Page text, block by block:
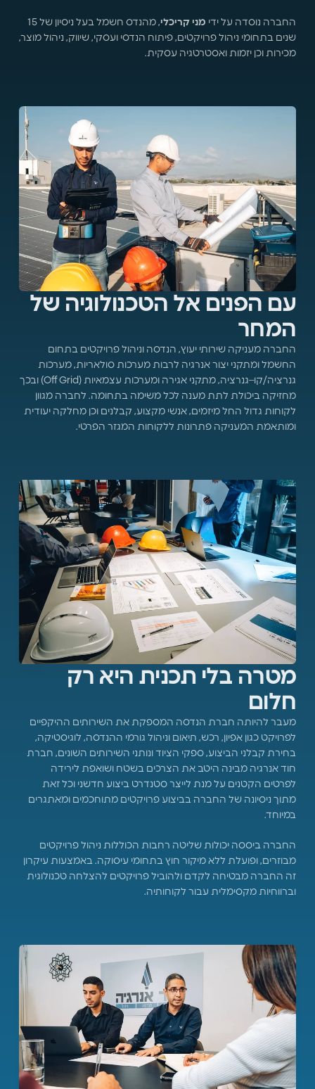
החברה נוסדה על ידי מני קריכלי
, מהנדס חשמל בעל ניסיון של 15
שנים בתחומי ניהול פרויקטים, פיתוח הנדסי ועסקי, שיווק, ניהול מוצר,
מכירות וכן יזמות ואסטרטגיה עסקית.
עם הפנים אל הטכנולוגיה של
המחר
החברה מעניקה שירותי יעוץ, הנדסה וניהול פרויקטים בתחום
החשמל ומתקני יצור אנרגיה לרבות מערכות סולאריות, מערכות
גנרציה/קו–גנרציה, מתקני אגירה ומערכות עצמאיות (Off Grid) ובכך
מחזיקה ביכולת לתת מענה לכל משימה בתחומה. לחברה מגוון
לקוחות גדול החל מיזמים, אנשי מקצוע, קבלנים וכן מחלקה יעודית
ומותאמת המעניקה פתרונות ללקוחות המגזר הפרטי.
מטרה בלי תכנית היא רק
חלום
מעבר להיותה חברת הנדסה המספקת את השירותים ההיקפיים
לפרויקט כגון אפיון, רכש, תיאום וניהול גורמי ההנדסה, לוגיסטיקה,
בחירת קבלני הביצוע, ספקי הציוד ונותני השירותים השונים, חברת
חוד אנרגיה מבינה היטב את הצרכים בשטח ושואפת לירידה
לפרטים הקטנים על מנת לייצר סטנדרט ביצוע חדשני וכל זאת
מתוך ניסיונה של החברה בביצוע פרויקטים מתוחכמים ומאתגרים
במיוחד.
החברה ביססה יכולות שליטה רחבות הכוללות ניהול פרויקטים
מבוזרים, ופועלת ללא מיקור חוץ בתחומי עיסוקה. באמצעות עיקרון
זה החברה מבטיחה לקדם ולהוביל פרויקטים להצלחה טכנולוגית
וברווחיות מקסימלית עבור לקוחותיה.